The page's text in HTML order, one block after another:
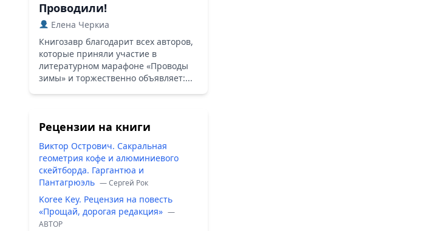
Проводили!
Елена Черкиа
Книгозавр благодарит всех авторов,
которые приняли участие в
литературном марафоне «Проводы
зимы» и торжественно объявляет:...
Рецензии на книги
Виктор Острович. Сакральная
геометрия кофе и алюминиевого
скейтборда. Гаргантюа и
Пантагрюэль — Сергей Рок
Koree Key. Рецензия на повесть
«Прощай, дорогая редакция» —
ABTOP